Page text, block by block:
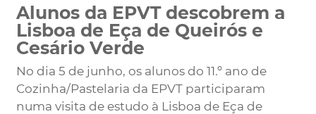
Alunos da EPVT descobrem a
Lisboa de Eça de Queirós e
Cesário Verde
No dia 5 de junho, os alunos do 11.º ano de
Cozinha/Pastelaria da EPVT participaram
numa visita de estudo à Lisboa de Eça de